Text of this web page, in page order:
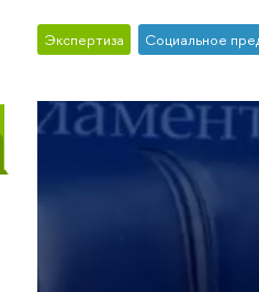
Экспертиза Социальное